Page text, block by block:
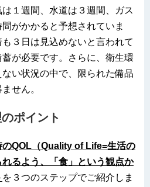
１週間、水道は３週間、ガス
がかかると予想されていま
３日は見込めないと言われて
が必要です。さらに、衛生環
い状況の中で、限られた備品
せん。
ポイント
のQOL（Quality of Life=生活の
るよう、「食」という観点か
を３つのステップでご紹介しま